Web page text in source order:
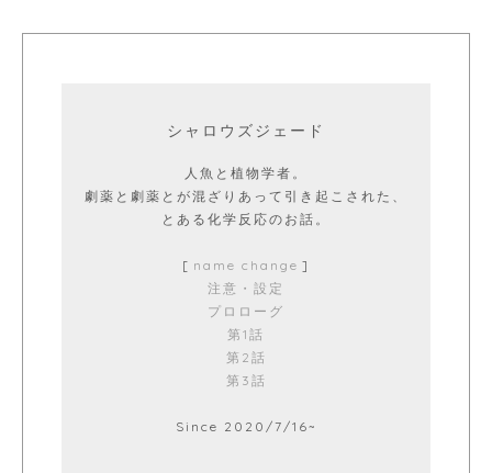
シャロウズジェード
人魚と植物学者。
劇薬と劇薬とが混ざりあって引き起こされた、
とある化学反応のお話。
[ name change ]
注意・設定
プロローグ
第1話
第2話
第3話
Since 2020/7/16~